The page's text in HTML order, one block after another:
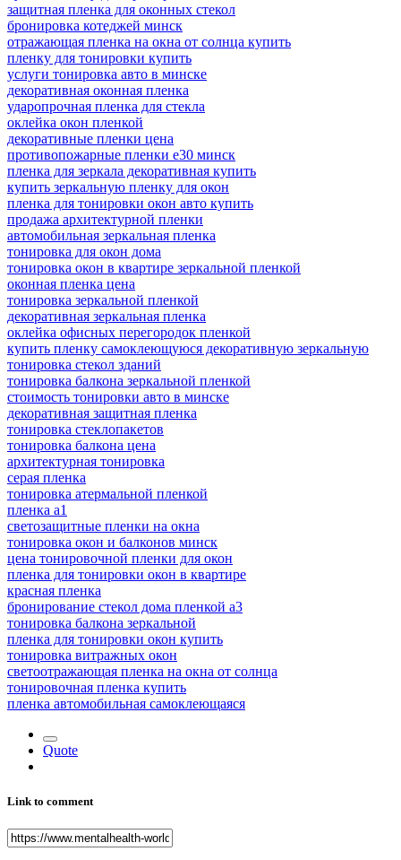
защитная пленка для оконных стекол
бронировка котеджей минск
отражающая пленка на окна от солнца купить
пленку для тонировки купить
услуги тонировка авто в минске
декоративная оконная пленка
ударопрочная пленка для стекла
оклейка окон пленкой
декоративные пленки цена
противопожарные пленки е30 минск
пленка для зеркала декоративная купить
купить зеркальную пленку для окон
пленка для тонировки окон авто купить
продажа архитектурной пленки
автомобильная зеркальная пленка
тонировка для окон дома
тонировка окон в квартире зеркальной пленкой
оконная пленка цена
тонировка зеркальной пленкой
декоративная зеркальная пленка
оклейка офисных перегородок пленкой
купить пленку самоклеющуюся декоративную зеркальную
тонировка стекол зданий
тонировка балкона зеркальной пленкой
стоимость тонировки авто в минске
декоративная защитная пленка
тонировка стеклопакетов
тонировка балкона цена
архитектурная тонировка
серая пленка
тонировка атермальной пленкой
пленка а1
светозащитные пленки на окна
тонировка окон и балконов минск
цена тонировочной пленки для окон
пленка для тонировки окон в квартире
красная пленка
бронирование стекол дома пленкой а3
тонировка балкона зеркальной
пленка для тонировки окон купить
тонировка витражных окон
светоотражающая пленка на окна от солнца
тонировочная пленка купить
пленка автомобильная самоклеющаяся
Quote
Link to comment